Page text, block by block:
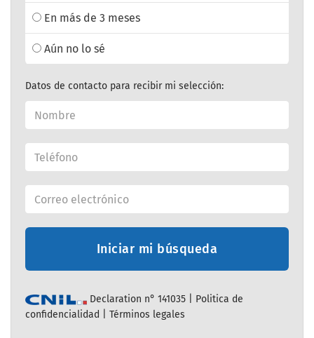
En más de 3 meses
Aún no lo sé
Datos de contacto para recibir mi selección:
Iniciar mi búsqueda
Declaration n° 141035 | Politica de
confidencialidad
Términos legales